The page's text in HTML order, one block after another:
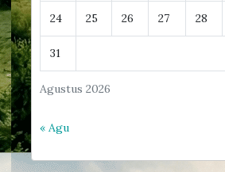
Agustus 2026
24 25 26 27 28
31
« Agu